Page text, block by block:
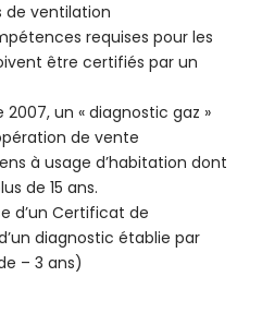
de ventilation
requises pour les
être certifiés par un
2007, un « diagnostic gaz »
de vente
à usage d’habitation dont
de 15 ans.
d’un Certificat de
diagnostic établie par
– 3 ans)